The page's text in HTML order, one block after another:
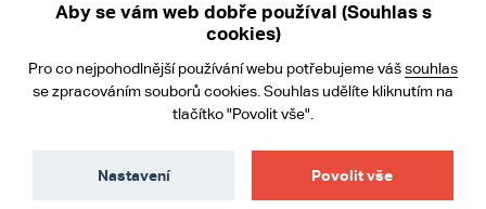
Obchodní podmínky
Ochrana osobních údajů
Aby se vám web dobře používal (Souhlas s
cookies)
Pro co nejpohodlnější používání webu potřebujeme vášsouhlas
se zpracováním souborů cookies. Souhlas udělíte kliknutím na
tlačítko "Povolit vše".
Povolit vše
Nastavení